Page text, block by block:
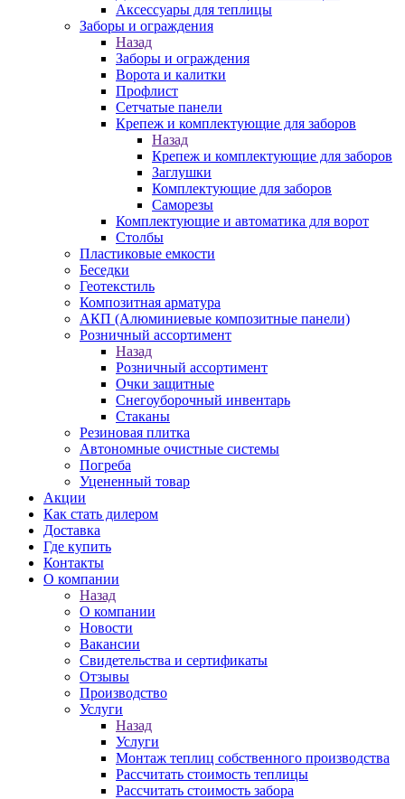
Аксессуары для теплицы
Заборы и ограждения
Назад
Заборы и ограждения
Ворота и калитки
Профлист
Сетчатые панели
Крепеж и комплектующие для заборов
Назад
Крепеж и комплектующие для заборов
Заглушки
Комплектующие для заборов
Саморезы
Комплектующие и автоматика для ворот
Столбы
Пластиковые емкости
Беседки
Геотекстиль
Композитная арматура
АКП (Алюминиевые композитные панели)
Розничный ассортимент
Назад
Розничный ассортимент
Очки защитные
Снегоуборочный инвентарь
Стаканы
Резиновая плитка
Автономные очистные системы
Погреба
Уцененный товар
Акции
Как стать дилером
Доставка
Где купить
Контакты
О компании
Назад
О компании
Новости
Вакансии
Свидетельства и сертификаты
Отзывы
Производство
Услуги
Назад
Услуги
Монтаж теплиц собственного производства
Рассчитать стоимость теплицы
Рассчитать стоимость забора